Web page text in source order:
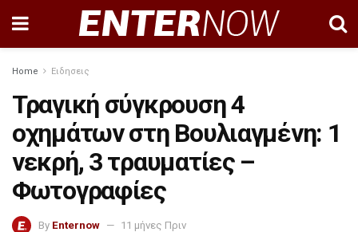
Home Ειδησεις
Τραγική σύγκρουση 4
οχημάτων στη Βουλιαγμένη: 1
νεκρή, 3 τραυματίες –
Φωτογραφίες
By Enternow 11 μήνες Πριν